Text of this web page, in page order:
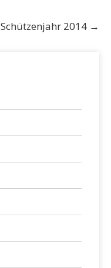
Schützenjahr 2014 →